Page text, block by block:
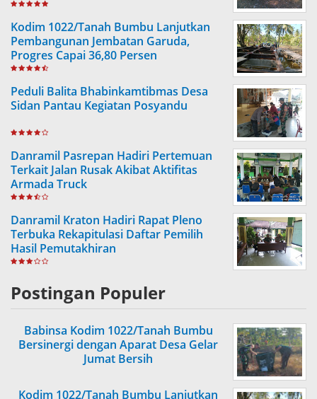
Kodim 1022/Tanah Bumbu Lanjutkan
Pembangunan Jembatan Garuda,
Progres Capai 36,80 Persen
Peduli Balita Bhabinkamtibmas Desa
Sidan Pantau Kegiatan Posyandu
Danramil Pasrepan Hadiri Pertemuan
Terkait Jalan Rusak Akibat Aktifitas
Armada Truck
Danramil Kraton Hadiri Rapat Pleno
Terbuka Rekapitulasi Daftar Pemilih
Hasil Pemutakhiran
Postingan Populer
Babinsa Kodim 1022/Tanah Bumbu
Bersinergi dengan Aparat Desa Gelar
Jumat Bersih
Kodim 1022/Tanah Bumbu Lanjutkan